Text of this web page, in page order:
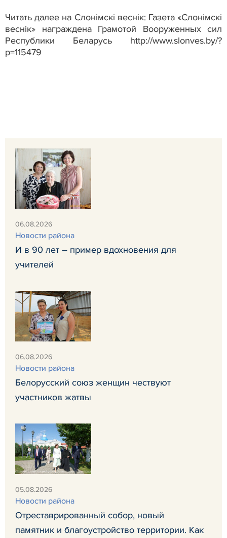
Читать далее на Слонімскі веснік: Газета «Слонімскі
веснік» награждена Грамотой Вооруженных сил
Республики Беларусь http://www.slonves.by/?
p=115479
06.08.2026
Новости района
И в 90 лет – пример вдохновения для
учителей
06.08.2026
Новости района
Белорусский союз женщин чествуют
участников жатвы
05.08.2026
Новости района
Отреставрированный собор, новый
памятник и благоустройство территории. Как